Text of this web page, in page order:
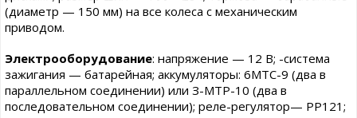
(диаметр — 150 мм) на все колеса с механическим
приводом.
Электрооборудование: напряжение — 12 В; -система
зажигания — батарейная; аккумуляторы: 6МТС-9 (два в
параллельном соединении) или З-МТР-10 (два в
последовательном соединении); реле-регулятор— РР121;